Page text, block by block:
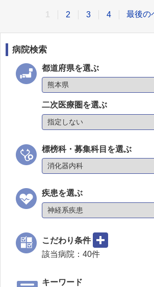
2 3 4 最後の
病院検索
都道府県を選ぶ
二次医療圏を選ぶ
標榜科・募集科目を選ぶ
疾患を選ぶ
こだわり条件
該当病院： 40件
キーワード